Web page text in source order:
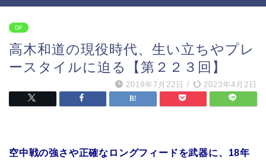
DF
高木和道の現役時代、生い立ちやプレ
ースタイルに迫る【第２２３回】
2019年7月22日 / 2023年4月2日
空中戦の強さや正確なロングフィードを武器に、18年